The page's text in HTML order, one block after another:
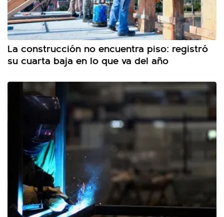
La construcción no encuentra piso: registró
su cuarta baja en lo que va del año